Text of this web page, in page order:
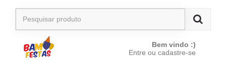
Bem vindo :)
Entre ou cadastre-se